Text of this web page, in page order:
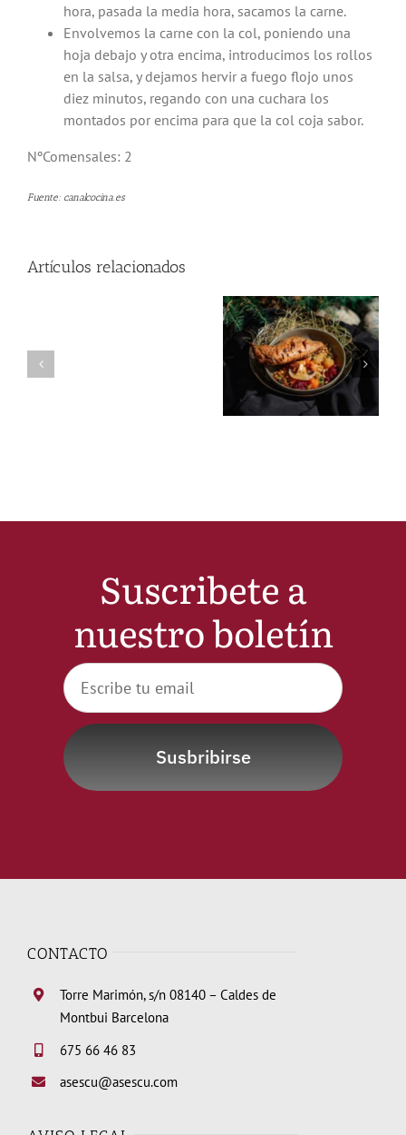
hora, pasada la media hora, sacamos la carne.
Envolvemos la carne con la col, poniendo una
hoja debajo y otra encima, introducimos los rollos
en la salsa, y dejamos hervir a fuego flojo unos
diez minutos, regando con una cuchara los
montados por encima para que la col coja sabor.
NºComensales: 2
Fuente: canalcocina.es
Artículos relacionados
Suscribete a
nuestro boletín
Susbribirse
CONTACTO
Torre Marimón, s/n 08140 – Caldes de
Montbui Barcelona
675 66 46 83
asescu@asescu.com